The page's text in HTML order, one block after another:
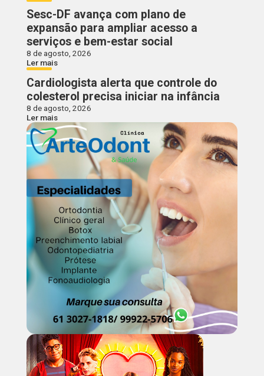
Sesc-DF avança com plano de
expansão para ampliar acesso a
serviços e bem-estar social
8 de agosto, 2026
Ler mais
Cardiologista alerta que controle do
colesterol precisa iniciar na infância
8 de agosto, 2026
Ler mais